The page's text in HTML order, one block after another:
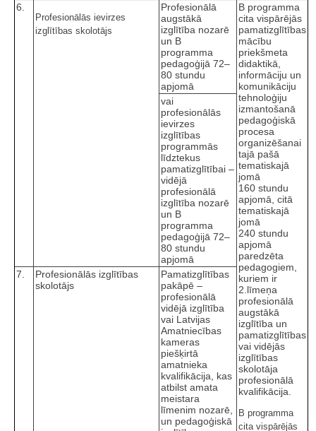
6.
Profesionālās ievirzes
izglītības skolotājs
Profesionālā
augstākā
izglītība nozarē
un B
programma
pedagoģijā 72–
80 stundu
apjomā
B programma
cita vispārējās
pamatizglītības
mācību
priekšmeta
didaktikā,
informāciju un
komunikāciju
tehnoloģiju
izmantošanā
pedagoģiskā
procesa
organizēšanai
tajā pašā
tematiskajā
jomā
160 stundu
apjomā, citā
tematiskajā
jomā
240 stundu
apjomā
paredzēta
pedagogiem,
kuriem ir
2.līmeņa
profesionālā
augstākā
izglītība un
pamatizglītības
vai vidējās
izglītības
skolotāja
profesionālā
kvalifikācija.
B programma
cita vispārējās
vai
profesionālās
ievirzes
izglītības
programmās
līdztekus
pamatizglītībai –
vidējā
profesionālā
izglītība nozarē
un B
programma
pedagoģijā 72–
80 stundu
apjomā
7.
Profesionālās izglītības
skolotājs
Pamatizglītības
pakāpē –
profesionālā
vidējā izglītība
vai Latvijas
Amatniecības
kameras
piešķirtā
amatnieka
kvalifikācija, kas
atbilst amata
meistara
līmenim nozarē,
un pedagoģiskā